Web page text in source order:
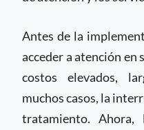
Antes de la
acceder a atención en
costos elevados,
muchos casos, la
tratamiento. Ahora,